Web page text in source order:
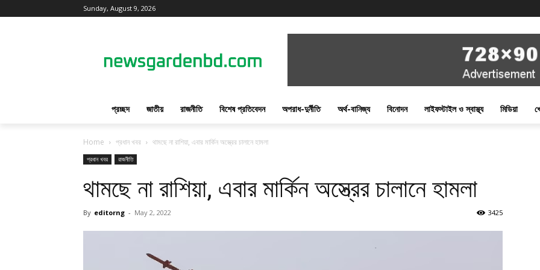
Sunday, August 9, 2026
প্রচ্ছদ জাতীয় রাজনীতি বিশেষ প্রতিবেদন অপরাধ-দুর্নীতি অর্থ-বানিজ্য বিনোদন লাইফস্টাইল ও স্বাস্থ্য মিডিয়া
Home প্রধান খবর থামছে না রাশিয়া, এবার মার্কিন অস্ত্রের চালানে হামলা
প্রধান খবর রাজনীতি
থামছে না রাশিয়া, এবার মার্কিন অস্ত্রের চালানে হামলা
By editorng - May 2, 2022 3425